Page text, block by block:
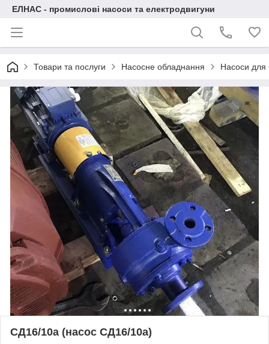
ЕЛНАС - промислові насоси та електродвигуни
Товари та послуги Насосне обладнання Насоси для
СД16/10а (насос СД16/10а)